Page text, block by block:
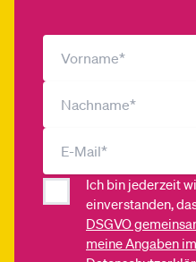
Ich bin jederzeit
einverstanden,
DSGVO
meine Angaben